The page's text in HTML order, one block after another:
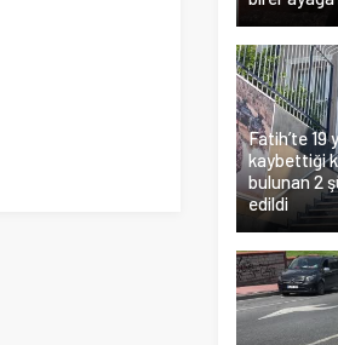
Fatih’te 19
kaybettiği
bulunan 2
edildi